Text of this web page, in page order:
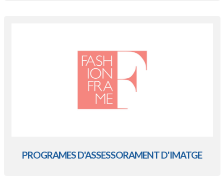
PROGRAMES D'ASSESSORAMENT D'IMATGE